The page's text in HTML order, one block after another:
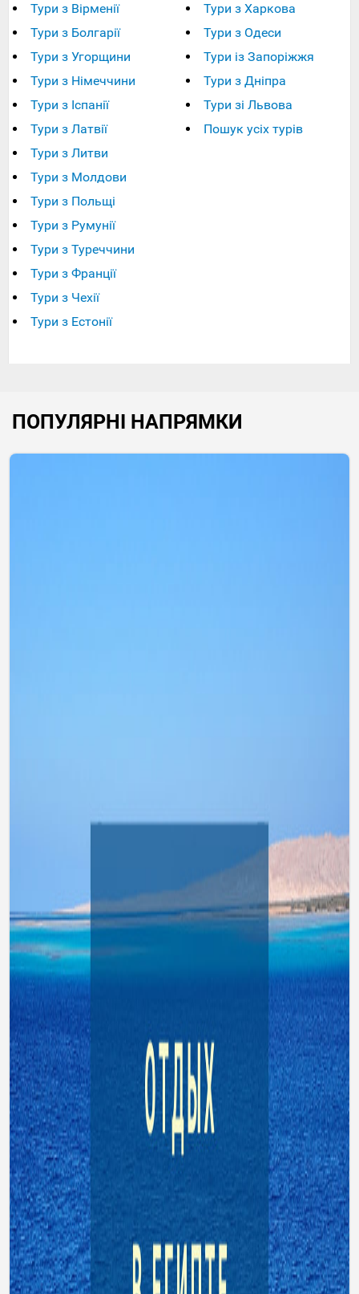
Тури з Вірменії
Тури з Болгарії
Тури з Угорщини
Тури з Німеччини
Тури з Іспанії
Тури з Латвії
Тури з Литви
Тури з Молдови
Тури з Польщі
Тури з Румунії
Тури з Туреччини
Тури з Франції
Тури з Чехії
Тури з Естонії
Тури з Харкова
Тури з Одеси
Тури із Запоріжжя
Тури з Дніпра
Тури зі Львова
Пошук усіх турів
ПОПУЛЯРНІ НАПРЯМКИ